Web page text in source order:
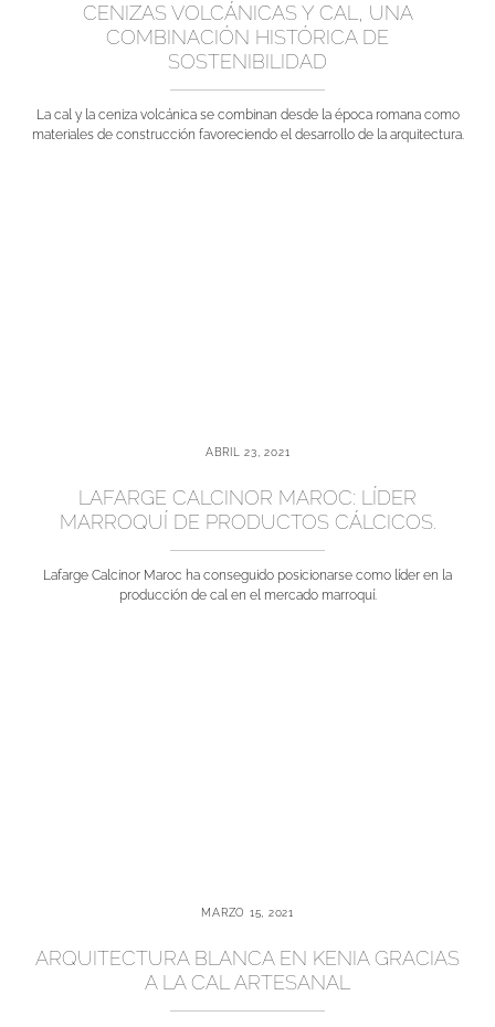
CENIZAS VOLCÁNICAS Y CAL, UNA
COMBINACIÓN HISTÓRICA DE
SOSTENIBILIDAD
La cal y la ceniza volcánica se combinan desde la época romana como
materiales de construcción favoreciendo el desarrollo de la arquitectura.
ABRIL 23, 2021
LAFARGE CALCINOR MAROC: LÍDER
MARROQUÍ DE PRODUCTOS CÁLCICOS.
Lafarge Calcinor Maroc ha conseguido posicionarse como líder en la
producción de cal en el mercado marroquí.
MARZO 15, 2021
ARQUITECTURA BLANCA EN KENIA GRACIAS
A LA CAL ARTESANAL